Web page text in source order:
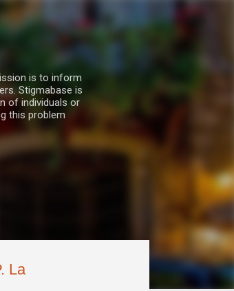
is to inform
Stigmabase is
of individuals or
this problem
La